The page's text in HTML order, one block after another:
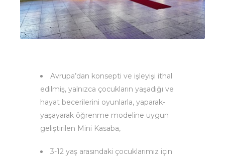
Avrupa’dan konsepti ve işleyişi ithal
edilmiş, yalnızca çocukların yaşadığı ve
hayat becerilerini oyunlarla, yaparak-
yaşayarak öğrenme modeline uygun
geliştirilen Mini Kasaba,
3-12 yaş arasındaki çocuklarımız için